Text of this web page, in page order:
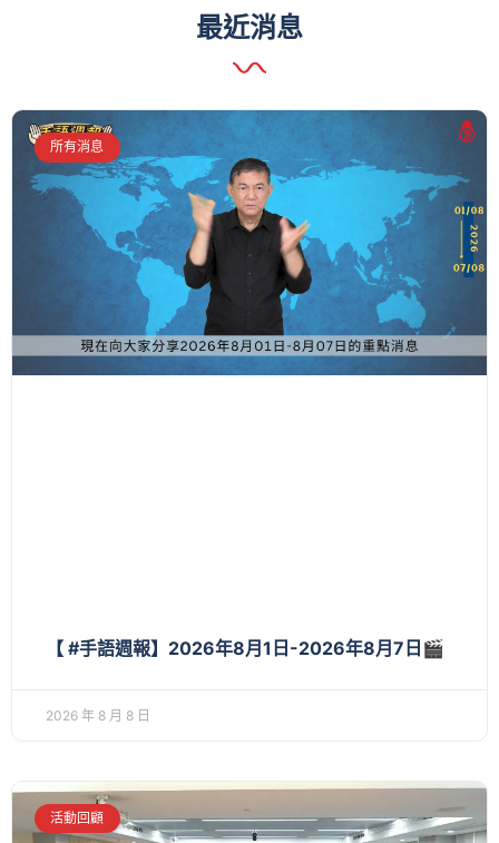
最近消息
所有消息
【 #手語週報】2026年8月1日-2026年8月7日🎬
2026 年 8 月 8 日
活動回顧